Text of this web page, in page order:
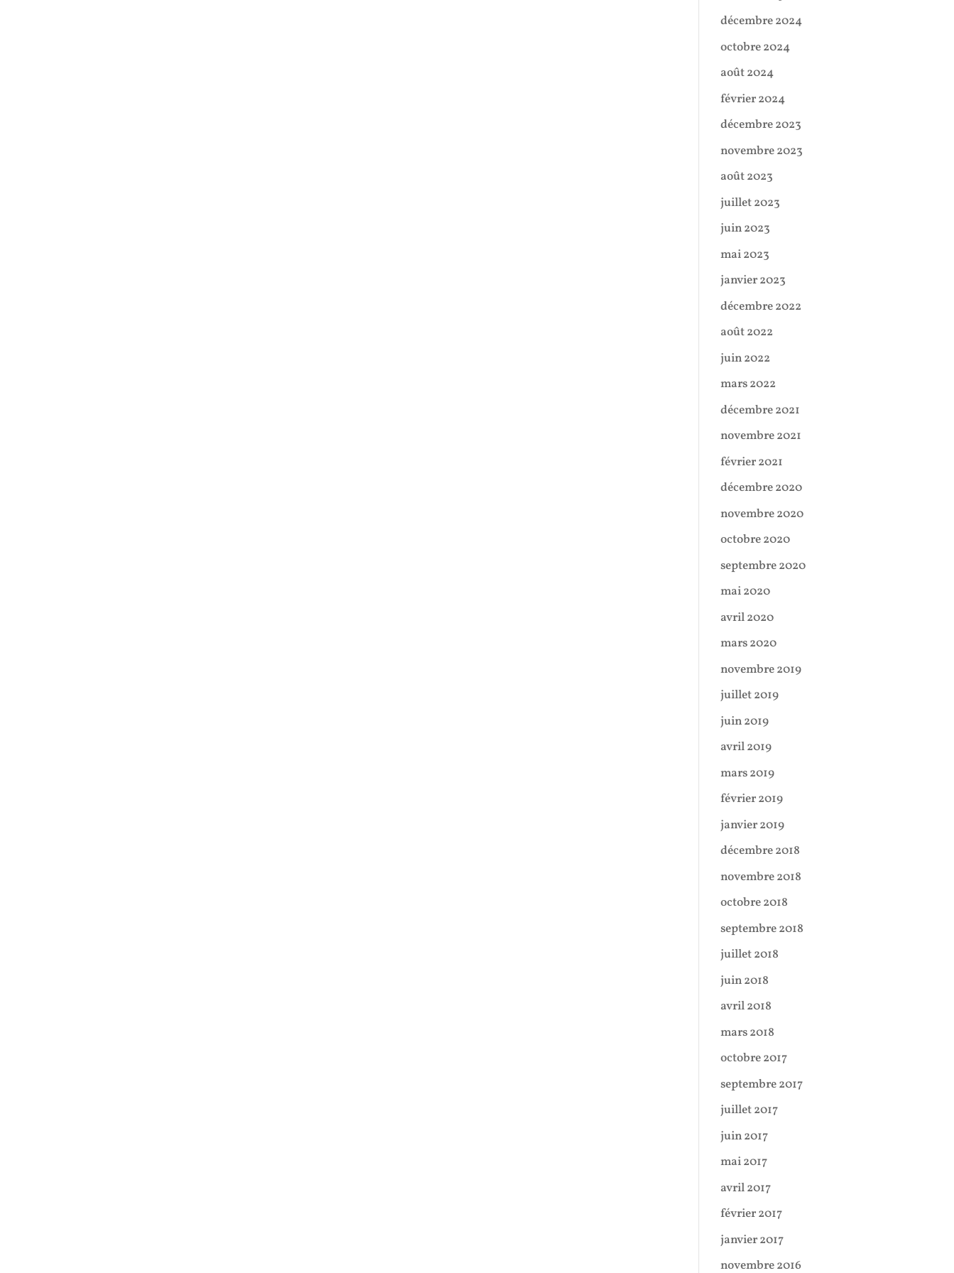
décembre 2024
octobre 2024
août 2024
février 2024
décembre 2023
novembre 2023
août 2023
juillet 2023
juin 2023
mai 2023
janvier 2023
décembre 2022
août 2022
juin 2022
mars 2022
décembre 2021
novembre 2021
février 2021
décembre 2020
novembre 2020
octobre 2020
septembre 2020
mai 2020
avril 2020
mars 2020
novembre 2019
juillet 2019
juin 2019
avril 2019
mars 2019
février 2019
janvier 2019
décembre 2018
novembre 2018
octobre 2018
septembre 2018
juillet 2018
juin 2018
avril 2018
mars 2018
octobre 2017
septembre 2017
juillet 2017
juin 2017
mai 2017
avril 2017
février 2017
janvier 2017
novembre 2016